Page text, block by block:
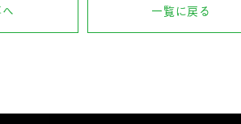
一覧に戻る